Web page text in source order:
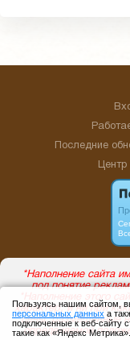
Пользуясь нашим сайтом,
персональных данных а
подключенные к веб-сайту
такие как «Яндекс Метрика».
Последние